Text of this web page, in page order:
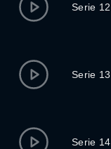
Serie 12
Serie 13
Serie 14